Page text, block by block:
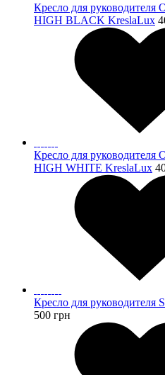
Кресло для
HIGH BLACK KreslaLux
Кресло для
HIGH WHITE KreslaLux
Кресло для
500 грн